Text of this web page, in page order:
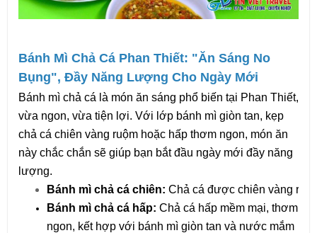
Bánh Mì Chả Cá Phan Thiết: "Ăn Sáng No
Bụng", Đầy Năng Lượng Cho Ngày Mới
Bánh mì chả cá là món ăn sáng phổ biến tại Phan Thiết,
vừa ngon, vừa tiện lợi. Với lớp bánh mì giòn tan, kẹp
chả cá chiên vàng ruộm hoặc hấp thơm ngon, món ăn
này chắc chắn sẽ giúp bạn bắt đầu ngày mới đầy năng
lượng.
Bánh mì chả cá chiên: Chả cá được chiên vàng
Bánh mì chả cá hấp: Chả cá hấp mềm mại, thơm
ngon, kết hợp với bánh mì giòn tan và nước mắm